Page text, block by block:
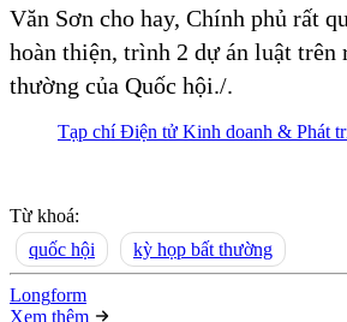
Văn Sơn cho hay, Chính phủ rất
hoàn thiện, trình 2 dự án luật trên
thường của Quốc hội./.
Tạp chí Điện tử Kinh doanh & Phát
Từ khoá:
quốc hội
kỳ họp bất thường
Longform
Xem thêm